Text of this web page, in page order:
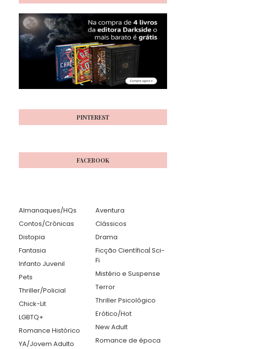
PINTEREST
FACEBOOK
Almanaques/HQs
Aventura
Contos/Crônicas
Clássicos
Distopia
Drama
Fantasia
Ficção Científica| Sci-
Fi
Infanto Juvenil
Mistério e Suspense
Pets
Terror
Thriller/Policial
Thriller Psicológico
Chick-Lit
Erótico/Hot
LGBTQ+
New Adult
Romance Histórico
Romance de época
YA/Jovem Adulto